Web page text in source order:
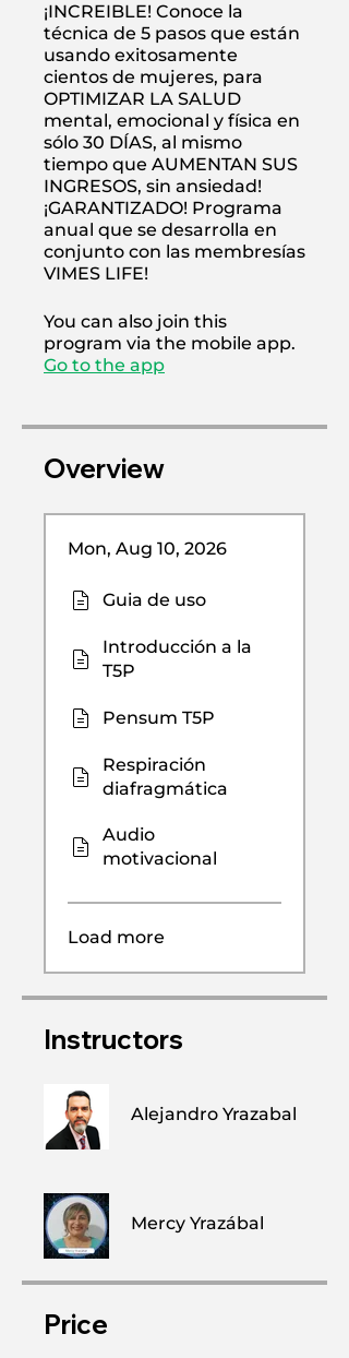
¡INCREIBLE! Conoce la
técnica de 5 pasos que están
usando exitosamente
cientos de mujeres, para
OPTIMIZAR LA SALUD
mental, emocional y física en
sólo 30 DÍAS, al mismo
tiempo que AUMENTAN SUS
INGRESOS, sin ansiedad!
¡GARANTIZADO! Programa
anual que se desarrolla en
conjunto con las membresías
VIMES LIFE!
You can also join this
program via the mobile app.
Go to the app
Overview
Mon, Aug 10, 2026
Guia de uso
Introducción a la
T5P
Pensum T5P
Respiración
diafragmática
Audio
motivacional
Load more
Instructors
Alejandro Yrazabal
Mercy Yrazábal
Price